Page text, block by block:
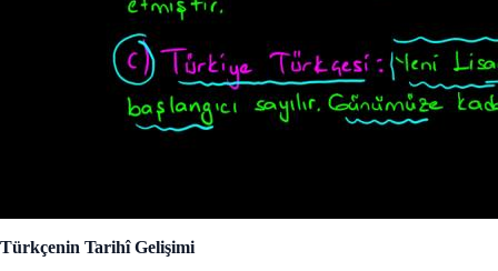
Türkçenin Tarihî Gelişimi